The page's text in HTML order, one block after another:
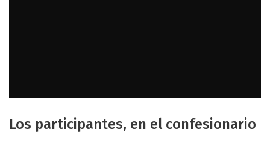
Los participantes, en el confesionario